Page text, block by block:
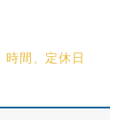
時間、定休日